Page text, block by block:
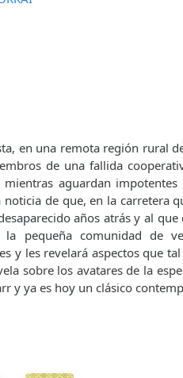
en una remota región rural
de una fallida
aguardan
de que, en la carretera
años atrás y al
pequeña comunidad de
y les revelará aspectos que
sobre los avatares de la
y ya es hoy un clásico